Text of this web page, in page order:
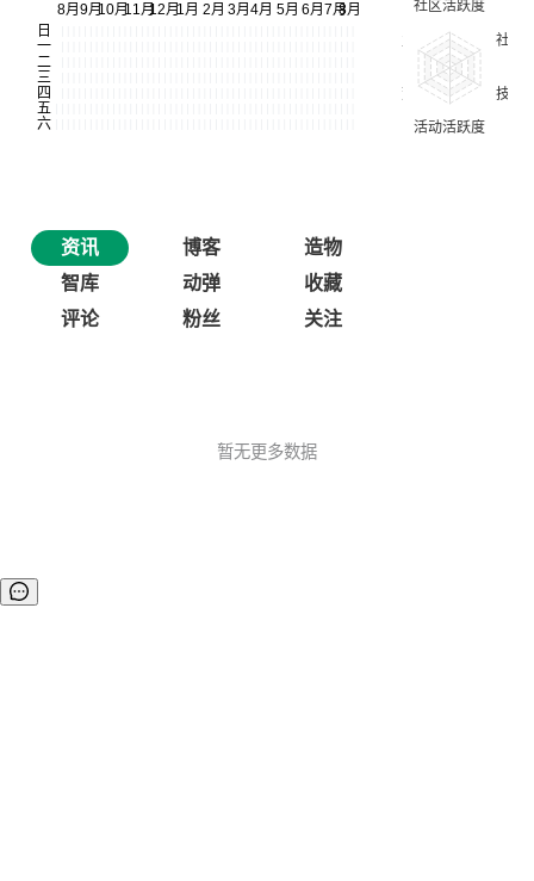
资讯 博客
造物
智库
动弹
收藏
评论
粉丝 关注
暂无更多数据